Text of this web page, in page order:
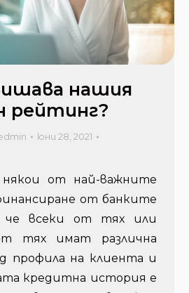
нашия
рейтинг?
юни 28, 2021
от най-важните
от банките
че всеки от тях или
тях имат различна
профила на клиента и
кредитна история е